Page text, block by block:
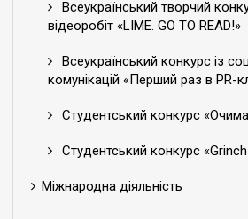
Всеукраїнський творчий
відеоробіт «LIME. GO TO READ!»
Всеукраїнський конкурс із
комунікацій «Перший раз в PR-
Студентський конкурс
Студентський конкурс
Міжнародна діяльність